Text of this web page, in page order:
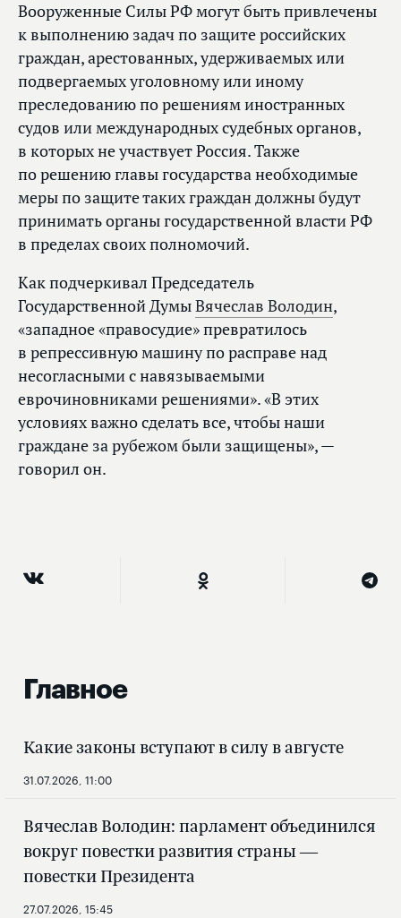
Вооруженные Силы РФ могут быть привлечены
к выполнению задач по защите российских
граждан, арестованных, удерживаемых или
подвергаемых уголовному или иному
преследованию по решениям иностранных
судов или международных судебных органов,
в которых не участвует Россия. Также
по решению главы государства необходимые
меры по защите таких граждан должны будут
принимать органы государственной власти РФ
в пределах своих полномочий.
Как подчеркивал Председатель
Государственной ДумыВячеслав Володин,
«западное «правосудие» превратилось
в репрессивную машину по расправе над
несогласными с навязываемыми
еврочиновниками решениями». «В этих
условиях важно сделать все, чтобы наши
граждане за рубежом были защищены», —
говорил он.
Главное
Какие законы вступают в силу в августе
31.07.2026, 11:00
Вячеслав Володин: парламент объединился
вокруг повестки развития страны —
повестки Президента
27.07.2026, 15:45